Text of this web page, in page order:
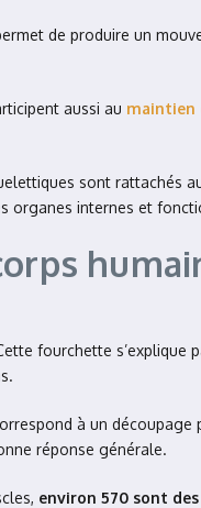
de produire un
aussi au maintien
sont
organes internes et
fourchette s’explique
à un
réponse générale.
environ 570 sont